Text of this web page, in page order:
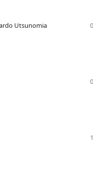
Utsunomia